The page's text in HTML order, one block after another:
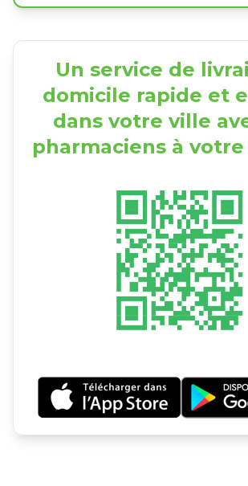
Un service de
domicile rapide et
dans votre ville
pharmaciens à